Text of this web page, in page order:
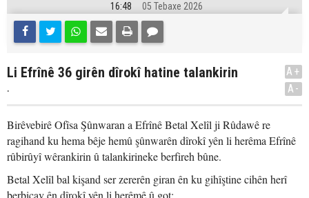
16:48 05 Tebaxe 2026
Li Efrînê 36 girên dîrokî hatine talankirin
.
A+
A-
Birêvebirê Ofîsa Şûnwaran a Efrînê Betal Xelîl ji Rûdawê re
ragihand ku hema bêje hemû şûnwarên dîrokî yên li herêma Efrînê
rûbirûyî wêrankirin û talankirineke berfireh bûne.
Betal Xelîl bal kişand ser zererên giran ên ku gihîştine cihên herî
berbiçav ên dîrokî yên li herêmê û got: